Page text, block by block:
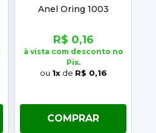
Anel Oring 1003
R$ 0,16
à vista com desconto no
Pix.
ou 1xde R$ 0,16
COMPRAR